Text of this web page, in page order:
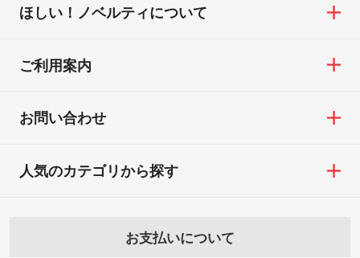
ほしい！ノベルティについて
ご利用案内
お問い合わせ
お支払いについて
人気のカテゴリから探す